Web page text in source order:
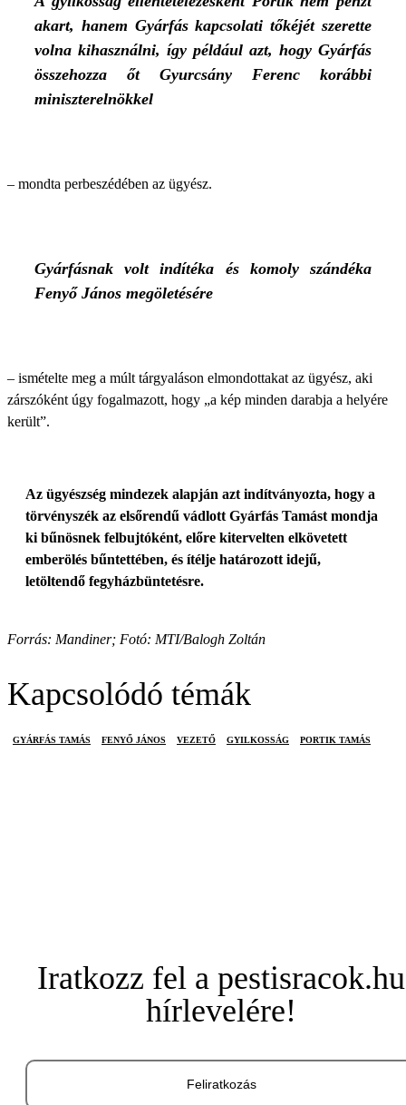
akart, hanem Gyárfás kapcsolati tőkéjét szerette
volna kihasználni, így például azt, hogy Gyárfás
összehozza őt Gyurcsány Ferenc korábbi
miniszterelnökkel
– mondta perbeszédében az ügyész.
Gyárfásnak volt indítéka és komoly szándéka
Fenyő János megöletésére
– ismételte meg a múlt tárgyaláson elmondottakat az ügyész, aki
zárszóként úgy fogalmazott, hogy „a kép minden darabja a helyére
került”.
Az ügyészség mindezek alapján azt indítványozta, hogy a
törvényszék az elsőrendű vádlott Gyárfás Tamást mondja
ki bűnösnek felbujtóként, előre kitervelten elkövetett
emberölés bűntettében, és ítélje határozott idejű,
letöltendő fegyházbüntetésre.
Forrás: Mandiner; Fotó: MTI/Balogh Zoltán
Kapcsolódó témák
GYÁRFÁS TAMÁS FENYŐ JÁNOS VEZETŐ GYILKOSSÁG PORTIK TAMÁS
Iratkozz fel a pestisracok.hu
hírlevelére!
Feliratkozás